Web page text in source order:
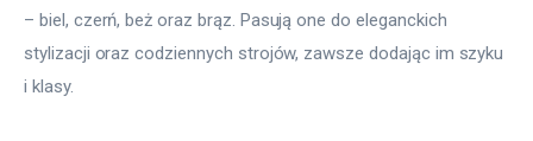
– biel, czerń, beż oraz brąz. Pasują one do eleganckich
stylizacji oraz codziennych strojów, zawsze dodając im szyku
i klasy.